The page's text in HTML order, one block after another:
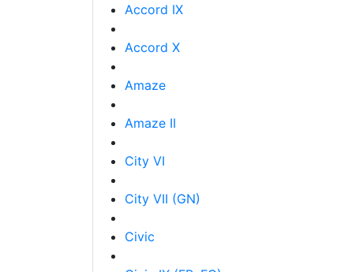
Accord IX
Accord X
Amaze
Amaze II
City VI
City VII (GN)
Civic